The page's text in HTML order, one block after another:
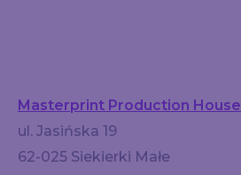
Masterprint Production House
ul. Jasińska 19
62-025 Siekierki Małe